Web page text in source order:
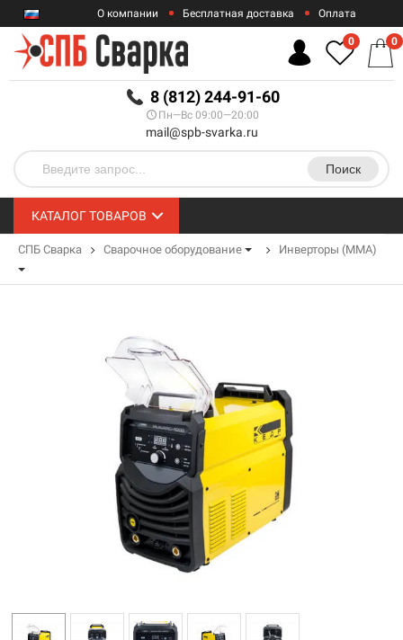
RUB
О компании Бесплатная доставка Оплата
Гарантии
8 (812) 244-91-60
Пн—Вс 09:00—20:00
mail@spb-svarka.ru
Поиск
0 0
КАТАЛОГ ТОВАРОВ
СПБ Сварка Сварочное оборудование Инверторы (MMA)